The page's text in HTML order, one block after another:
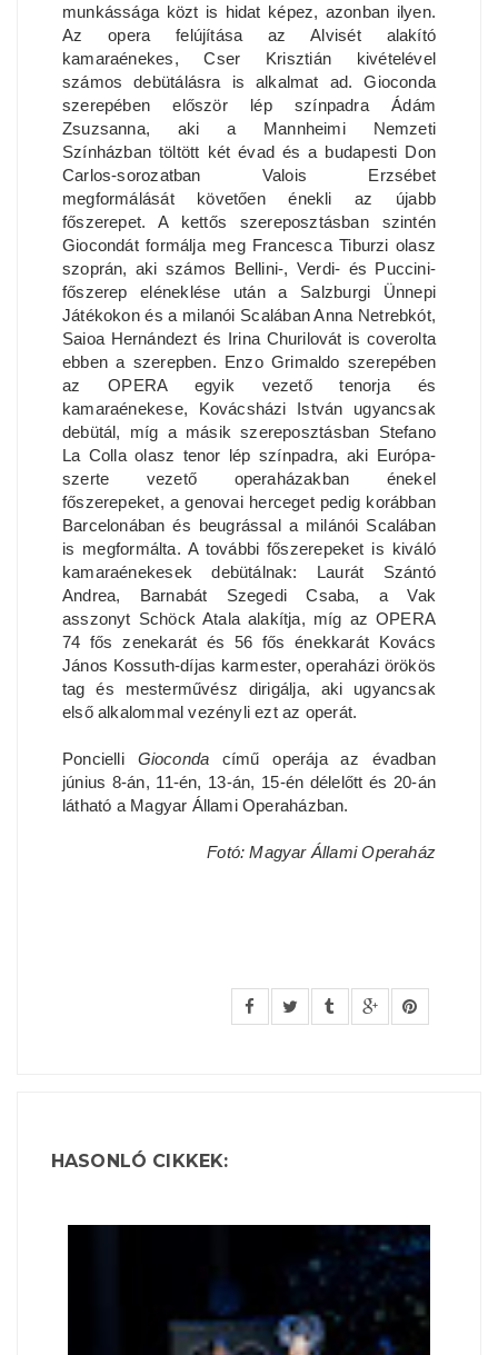
munkássága közt is hidat képez, azonban ilyen.
Az opera felújítása az Alvisét alakító
kamaraénekes, Cser Krisztián kivételével
számos debütálásra is alkalmat ad. Gioconda
szerepében először lép színpadra Ádám
Zsuzsanna, aki a Mannheimi Nemzeti
Színházban töltött két évad és a budapesti Don
Carlos-sorozatban Valois Erzsébet
megformálását követően énekli az újabb
főszerepet. A kettős szereposztásban szintén
Giocondát formálja meg Francesca Tiburzi olasz
szoprán, aki számos Bellini-, Verdi- és Puccini-
főszerep eléneklése után a Salzburgi Ünnepi
Játékokon és a milanói Scalában Anna Netrebkót,
Saioa Hernándezt és Irina Churilovát is coverolta
ebben a szerepben. Enzo Grimaldo szerepében
az OPERA egyik vezető tenorja és
kamaraénekese, Kovácsházi István ugyancsak
debütál, míg a másik szereposztásban Stefano
La Colla olasz tenor lép színpadra, aki Európa-
szerte vezető operaházakban énekel
főszerepeket, a genovai herceget pedig korábban
Barcelonában és beugrással a milánói Scalában
is megformálta. A további főszerepeket is kiváló
kamaraénekesek debütálnak: Laurát Szántó
Andrea, Barnabát Szegedi Csaba, a Vak
asszonyt Schöck Atala alakítja, míg az OPERA
74 fős zenekarát és 56 fős énekkarát Kovács
János Kossuth-díjas karmester, operaházi örökös
tag és mesterművész dirigálja, aki ugyancsak
első alkalommal vezényli ezt az operát.
Poncielli Gioconda című operája az évadban
június 8-án, 11-én, 13-án, 15-én délelőtt és 20-án
látható a Magyar Állami Operaházban.
Fotó: Magyar Állami Operaház
HASONLÓ CIKKEK: